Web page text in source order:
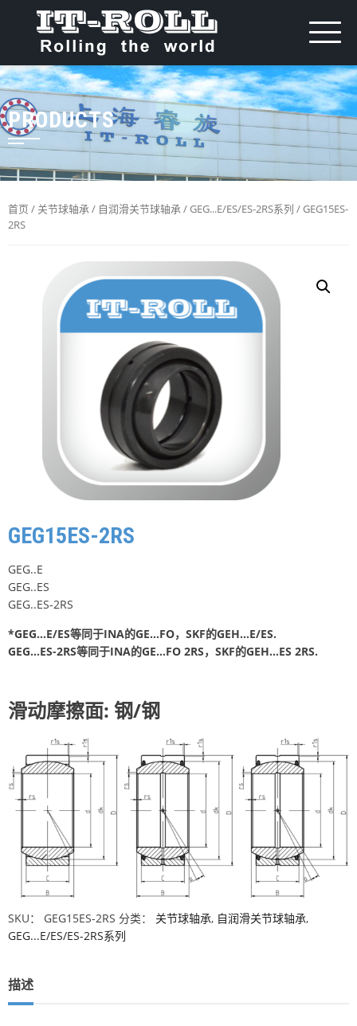
PRODUCTS
首页 / 关节球轴承/ 自润滑关节球轴承/GEG...E/ES/ES-2RS系列 / GEG15ES-
2RS
GEG15ES-2RS
GEG..E
GEG..ES
GEG..ES-2RS
*GEG…E/ES等同于INA的GE…FO，SKF的GEH…E/ES.
GEG…ES-2RS等同于INA的GE…FO 2RS，SKF的GEH…ES 2RS.
滑动摩擦面: 钢/钢
SKU： GEG15ES-2RS 分类： 关节球轴承, 自润滑关节球轴承,
GEG...E/ES/ES-2RS系列
描述